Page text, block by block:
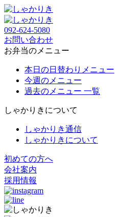
092-624-5080
お問い合わせ
お弁当のメニュー
本日の日替わりメニュー
今週のメニュー
過去のメニュー 一覧
しゃかりきについて
しゃかりき通信
しゃかりきについて
初めての方へ
会社案内
採用情報